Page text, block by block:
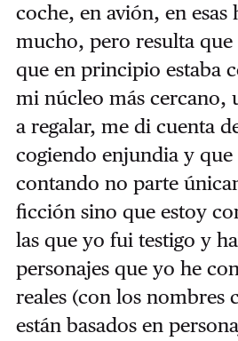
coche, en avión, en esas
mucho, pero resulta
que en principio estaba
mi núcleo más cercano,
a regalar, me di cuenta
cogiendo enjundia y
contando no parte
ficción sino que estoy
las que yo fui testigo y
personajes que yo he
reales (con los nombres
están basados en